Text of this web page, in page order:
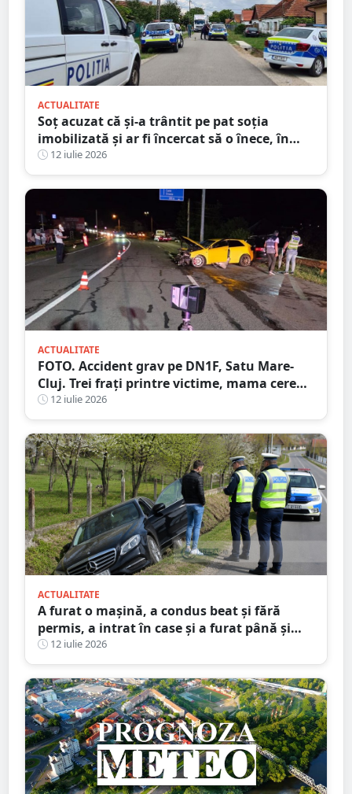
ACTUALITATE
Soț acuzat că și-a trântit pe pat soția
imobilizată și ar fi încercat să o înece, în
județul Satu Mare
12 iulie 2026
ACTUALITATE
FOTO. Accident grav pe DN1F, Satu Mare-
Cluj. Trei frați printre victime, mama cere
ajutorul martorilor
12 iulie 2026
ACTUALITATE
A furat o mașină, a condus beat și fără
permis, a intrat în case și a furat până și
brazi ornamentali. Faptele unui minor din
Satu Mare
12 iulie 2026